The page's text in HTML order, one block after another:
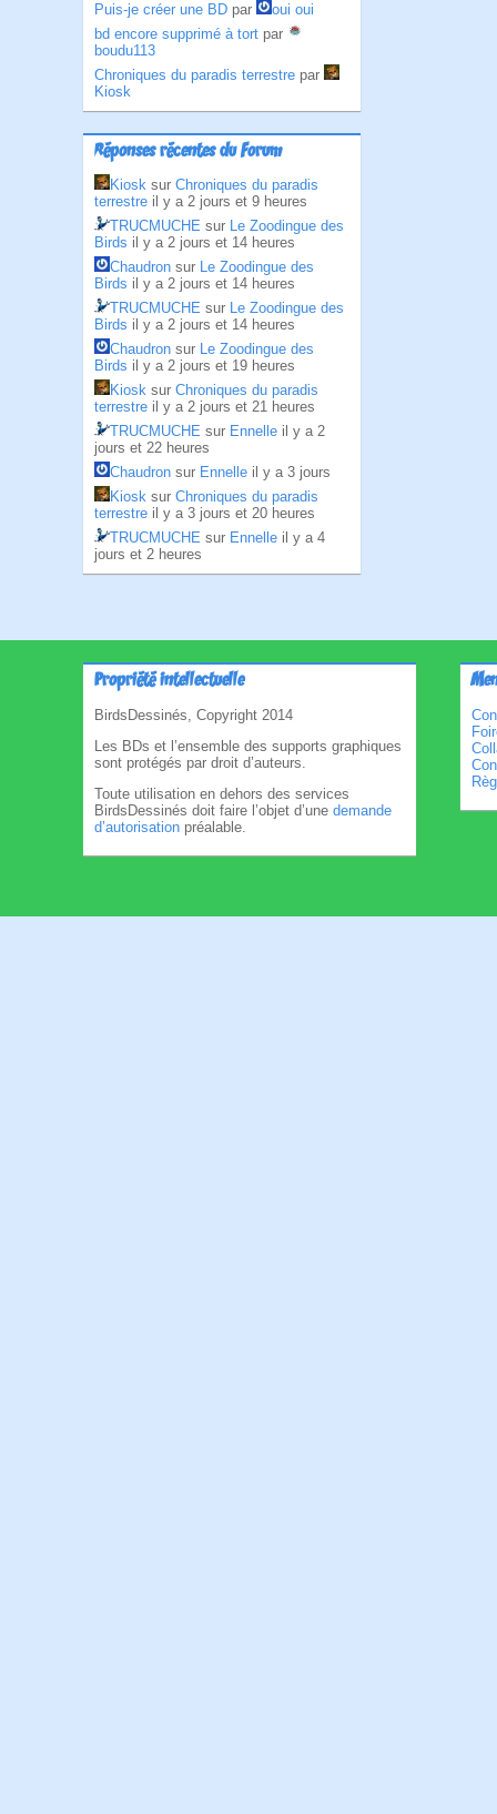
Puis-je créer une BD par
oui oui
bd encore supprimé à tort par
boudu113
Chroniques du paradis terrestre par
Kiosk
Réponses récentes du Forum
Kiosk sur Chroniques du paradis
terrestre il y a 2 jours et 9 heures
TRUCMUCHE sur Le Zoodingue des
Birds il y a 2 jours et 14 heures
Chaudron sur Le Zoodingue des
Birds il y a 2 jours et 14 heures
TRUCMUCHE sur Le Zoodingue des
Birds il y a 2 jours et 14 heures
Chaudron sur Le Zoodingue des
Birds il y a 2 jours et 19 heures
Kiosk sur Chroniques du paradis
terrestre il y a 2 jours et 21 heures
TRUCMUCHE sur Ennelle il y a 2
jours et 22 heures
Chaudron sur Ennelle il y a 3 jours
Kiosk sur Chroniques du paradis
terrestre il y a 3 jours et 20 heures
TRUCMUCHE sur Ennelle il y a 4
jours et 2 heures
Propriété intellectuelle
BirdsDessinés, Copyright 2014
Les BDs et l’ensemble des supports graphiques
sont protégés par droit d’auteurs.
Toute utilisation en dehors des services
BirdsDessinés doit faire l’objet d’une demande
d’autorisation préalable.